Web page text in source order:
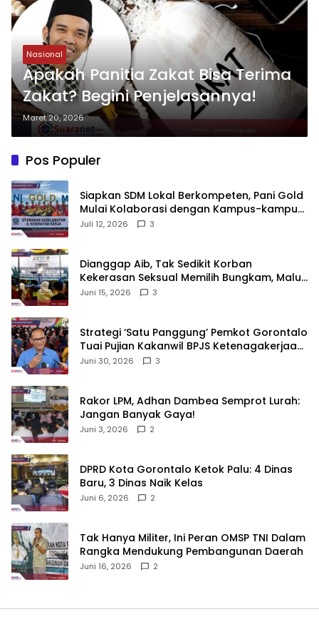
Nasional
Apakah Panitia Zakat Bisa Terima
Zakat? Begini Penjelasannya!
Maret 20, 2026
Pos Populer
‎Siapkan SDM Lokal Berkompeten, Pani Gold
Mulai Kolaborasi dengan Kampus-kampus
di Gorontalo
Juli 12, 2026 3
‎Dianggap Aib, Tak Sedikit Korban
Kekerasan Seksual Memilih Bungkam, Malu
untuk Melapor!‎
Juni 15, 2026 3
Strategi ‘Satu Panggung’ Pemkot Gorontalo
Tuai Pujian Kakanwil BPJS Ketenagakerjaan
Sulama‎‎
Juni 30, 2026 3
‎Rakor LPM, Adhan Dambea Semprot Lurah:
Jangan Banyak Gaya!‎
Juni 3, 2026 2
‎DPRD Kota Gorontalo Ketok Palu: 4 Dinas
Baru, 3 Dinas Naik Kelas
Juni 6, 2026 2
‎Tak Hanya Militer, Ini Peran OMSP TNI Dalam
Rangka Mendukung Pembangunan Daerah
Juni 16, 2026 2